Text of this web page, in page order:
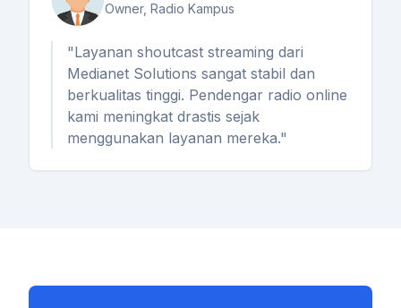
Owner, Radio Kampus
"Layanan shoutcast streaming dari
Medianet Solutions sangat stabil dan
berkualitas tinggi. Pendengar radio online
kami meningkat drastis sejak
menggunakan layanan mereka."